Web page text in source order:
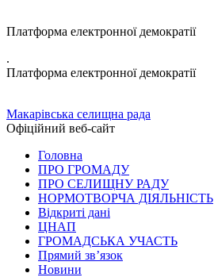
Платформа електронної демократії
.
Платформа електронної демократії
Макарівська селищна рада
Офіційний веб-сайт
Головна
ПРО ГРОМАДУ
ПРО СЕЛИЩНУ РАДУ
НОРМОТВОРЧА ДІЯЛЬНІСТЬ
Відкриті дані
ЦНАП
ГРОМАДСЬКА УЧАСТЬ
Прямий зв’язок
Новини